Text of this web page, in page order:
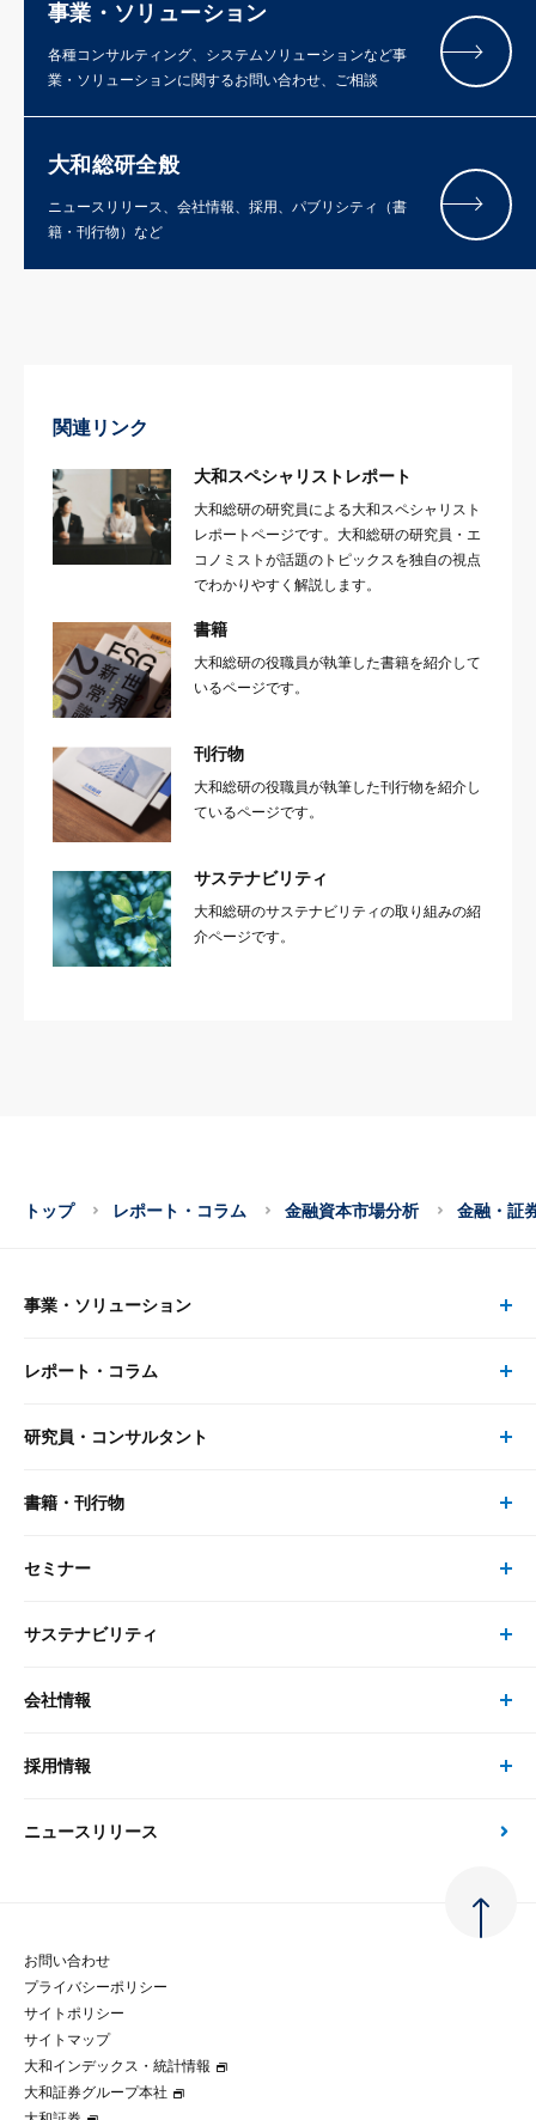
事業・ソリューション
各種コンサルティング、システムソリューションなど事
業・ソリューションに関するお問い合わせ、ご相談
大和総研全般
ニュースリリース、会社情報、採用、パブリシティ（書
籍・刊行物）など
関連リンク
大和スペシャリストレポート
大和総研の研究員による大和スペシャリスト
レポートページです。大和総研の研究員・エ
コノミストが話題のトピックスを独自の視点
でわかりやすく解説します。
書籍
大和総研の役職員が執筆した書籍を紹介して
いるページです。
刊行物
大和総研の役職員が執筆した刊行物を紹介し
ているページです。
サステナビリティ
大和総研のサステナビリティの取り組みの紹
介ページです。
トップ レポート・コラム 金融資本市場分析 金融・証
事業・ソリューション
事業・ソリューション トップ
リサーチ
大和総研の強み
先端テクノロジーに基づく新たな価値の創出
レポート・コラム
レポート・コラム トップ
最新のレポート・コラム
政策分析
金融経済教育等
研究員・コンサルタント
研究員・コンサルタント トップ
研究員
書籍・刊行物
書籍・刊行物 トップ
書籍
セミナー
セミナー トップ
現在受付中のセミナー・イベント
サステナビリティ
サステナビリティの取り組み
次世代社会への貢献
マルチステークホルダー方針
パートナーシップ構築宣言
会社情報
会社情報 トップ
会社概要・役員一覧
大和総研の歩み
グループ会社
採用情報
採用情報 トップ
経験者採用
ニュースリリース
お問い合わせ
プライバシーポリシー
サイトポリシー
サイトマップ
大和インデックス・統計情報
大和証券グループ本社